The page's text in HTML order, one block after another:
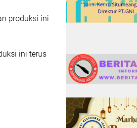
produksi ini
ini terus